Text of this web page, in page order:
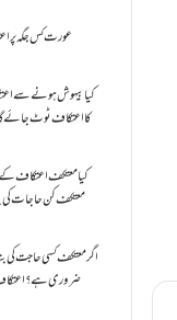
عورت کس جگہ پر
کیا بیہوش ہونے سے
کا اعتکاف ٹوٹ جائے
کیا معتکف اعتکاف
معتکف کن حاجات کی
اگر معتکف کسی حاجت کی
ضروری ہے؟اعتکاف